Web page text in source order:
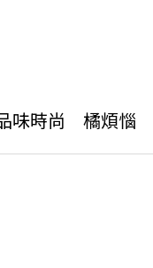
味時尚 橘煩惱